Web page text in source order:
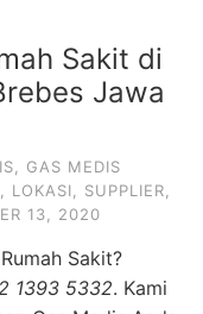
Sakit di
Jawa
GAS MEDIS
LOKASI SUPPLIER
13, 2020
Rumah Sakit?
1393 5332. Kami